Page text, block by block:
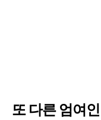
또 다른 엄여